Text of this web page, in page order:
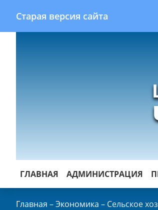
Старая версия сайта
ГЛАВНАЯ АДМИНИСТРАЦИЯ
Главная –Экономика – Сельское